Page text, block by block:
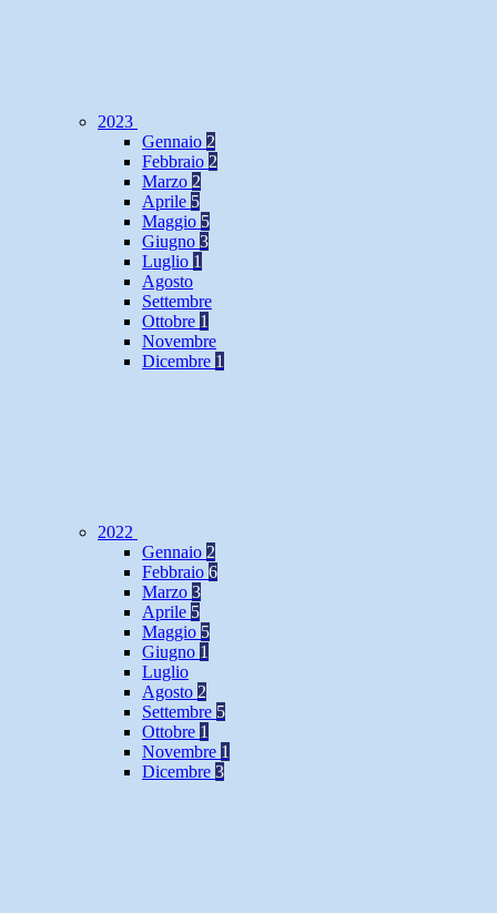
2023
Gennaio 2
Febbraio 2
Marzo 2
Aprile 5
Maggio 5
Giugno 3
Luglio 1
Agosto
Settembre
Ottobre 1
Novembre
Dicembre 1
2022
Gennaio 2
Febbraio 6
Marzo 3
Aprile 5
Maggio 5
Giugno 1
Luglio
Agosto 2
Settembre 5
Ottobre 1
Novembre 1
Dicembre 3